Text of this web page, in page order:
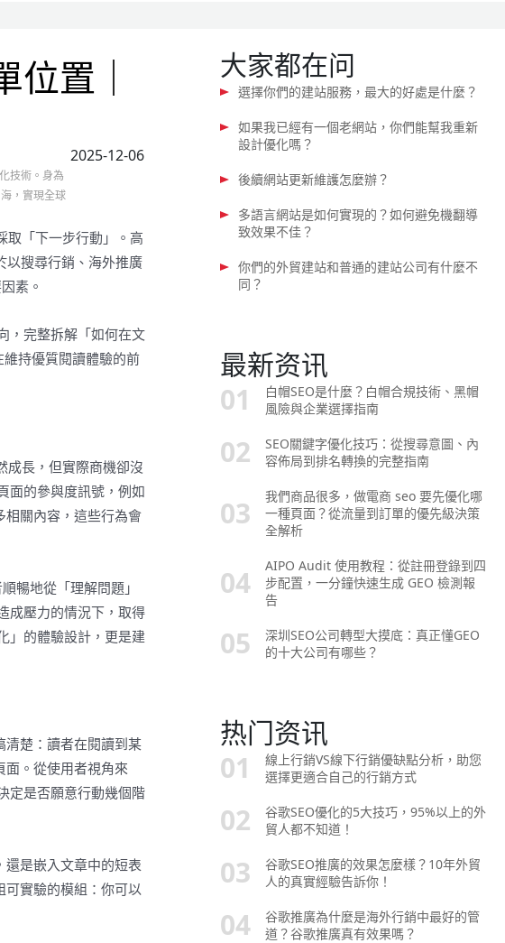
置｜
技術。身為
，實現全球
2025-12-06
取「下一步行動」。高
以搜尋行銷、海外推廣
素。
，完整拆解「如何在文
維持優質閱讀體驗的前
成長，但實際商機卻沒
面的參與度訊號，例如
相關內容，這些行為會
暢地從「理解問題」
成壓力的情況下，取得
」的體驗設計，更是建
清楚：讀者在閱讀到某
面。從使用者視角來
定是否願意行動幾個階
還是嵌入文章中的短表
可實驗的模組：你可以
大家都在问
選擇你們的建站服務，最大的好處是什麼？
如果我已經有一個老網站，你們能幫我重新
設計優化嗎？
後續網站更新維護怎麼辦？
多語言網站是如何實現的？如何避免機翻導
致效果不佳？
你們的外貿建站和普通的建站公司有什麼不
同？
最新资讯
白帽SEO是什麼？白帽合規技術、黑帽
風險與企業選擇指南
SEO關鍵字優化技巧：從搜尋意圖、內
容佈局到排名轉換的完整指南
我們商品很多，做電商 seo 要先優化哪
一種頁面？從流量到訂單的優先級決策
全解析
AIPO Audit 使用教程：從註冊登錄到四
步配置，一分鐘快速生成 GEO 檢測報
告
深圳SEO公司轉型大摸底：真正懂GEO
的十大公司有哪些？
热门资讯
線上行銷VS線下行銷優缺點分析，助您
選擇更適合自己的行銷方式
谷歌SEO優化的5大技巧，95%以上的外
貿人都不知道！
谷歌SEO推廣的效果怎麼樣？10年外貿
人的真實經驗告訴你！
谷歌推廣為什麼是海外行銷中最好的管
道？谷歌推廣真有效果嗎？